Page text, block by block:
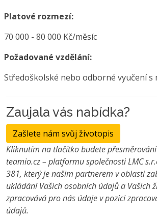
Platové rozmezí:
70 000 - 80 000 Kč/měsíc
Požadované vzdělání:
Středoškolské nebo odborné vyučení
Zaujala vás nabídka?
Zašlete nám svůj životopis
Kliknutím na tlačítko budete
teamio.cz – platformu společnosti LMC
381, který je našim partnerem v oblasti
ukládání Vašich osobních údajů a Vašich
zpracovává pro nás údaje v pozici
údajů.